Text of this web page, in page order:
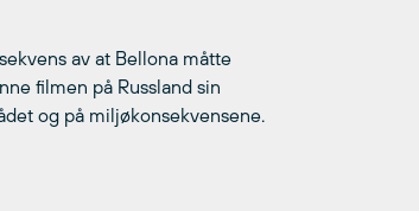
av at Bellona måtte
filmen på Russland sin
og på miljøkonsekvensene.